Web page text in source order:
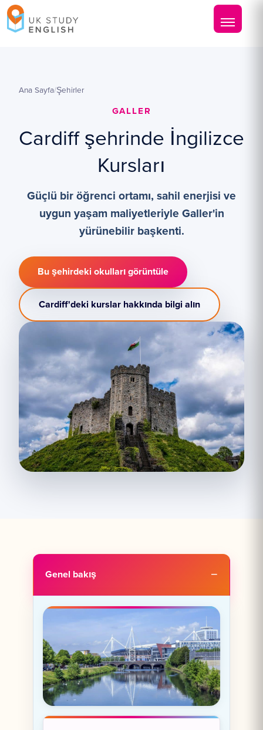
Ana Sayfa/Şehirler
GALLER
Cardiff şehrinde İngilizce
Kursları
Güçlü bir öğrenci ortamı, sahil enerjisi ve
uygun yaşam maliyetleriyle Galler'in
yürünebilir başkenti.
Bu şehirdeki okulları görüntüle
Cardiff'deki kurslar hakkında bilgi alın
Genel bakış